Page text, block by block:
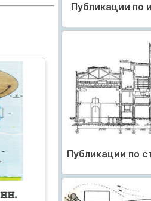
Публикации по
Публикации по